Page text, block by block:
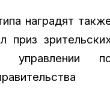
наградят
приз
управлении